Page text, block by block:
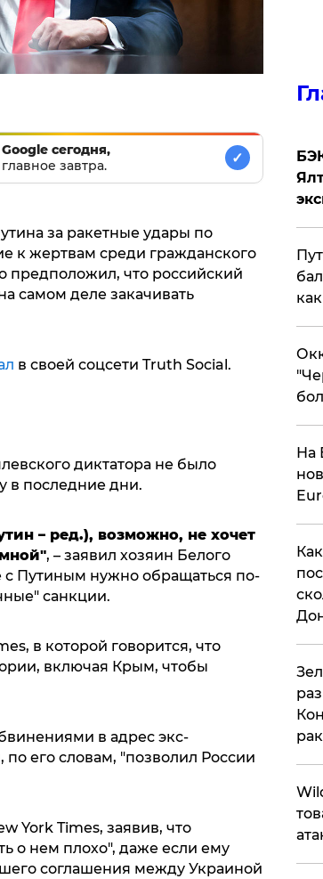
сегодня,
завтра.
✓
за ракетные удары по
к жертвам среди гражданского
предположил, что российский
самом деле закачивать
в своей соцсети Truth Social.
диктатора не было
в последние дни.
– ред.), возможно, не хочет
, – заявил хозяин Белого
с Путиным нужно обращаться по-
санкции.
в которой говорится, что
включая Крым, чтобы
в адрес экс-
его словам, "позволил России
York Times, заявив, что
о нем плохо", даже если ему
соглашения между Украиной
На